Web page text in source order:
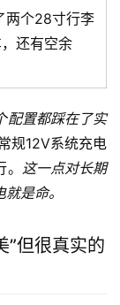
两个28寸行李
还有空余
配置都踩在了实
规12V系统充电
这一点对长期
是命。
”但很真实的